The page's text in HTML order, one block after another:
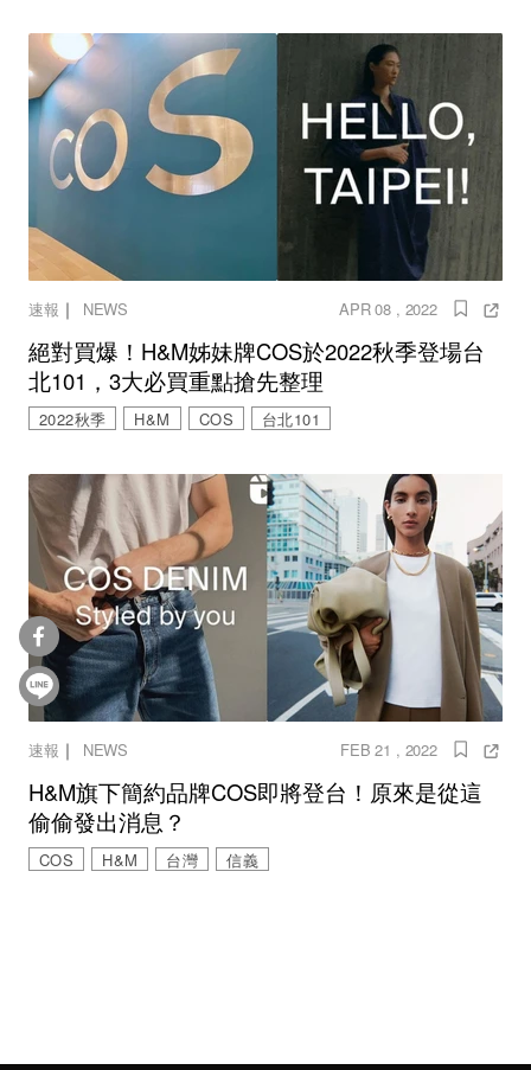
速報 ｜ NEWS APR 08 , 2022
絕對買爆！H&M姊妹牌COS於2022秋季登場台
北101，3大必買重點搶先整理
2022秋季 H&M COS 台北101
速報 ｜ NEWS FEB 21 , 2022
H&M旗下簡約品牌COS即將登台！原來是從這
偷偷發出消息？
COS H&M 台灣 信義